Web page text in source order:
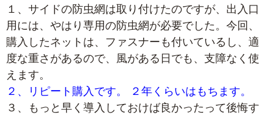
１、サイドの防虫網は取り付けたのですが、出入口
用には、やはり専用の防虫網が必要でした。今回、
購入したネットは、ファスナーも付いているし、適
度な重さがあるので、風がある日でも、支障なく使
えます。
２、リピート購入です。 ２年くらいはもちます。
３、もっと早く導入しておけば良かったって後悔す